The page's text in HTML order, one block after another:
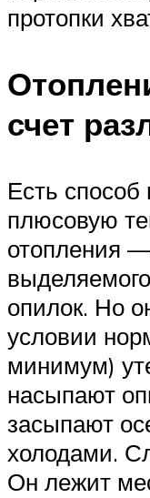
протопки
счет
Есть
плюсовую
отопления
опилок. Но
условии
минимум)
насыпают
засыпают
холодами.
Он лежит